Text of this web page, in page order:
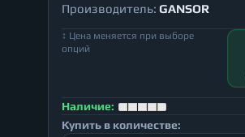
Производитель: GANSOR
↕ Цена меняется при выборе
опций
Наличие:
Купить в количестве: